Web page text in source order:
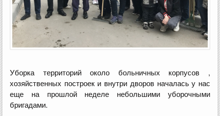
Уборка территорий около больничных корпусов ,
хозяйственных построек и внутри дворов началась у нас
еще на прошлой неделе небольшими уборочными
бригадами.